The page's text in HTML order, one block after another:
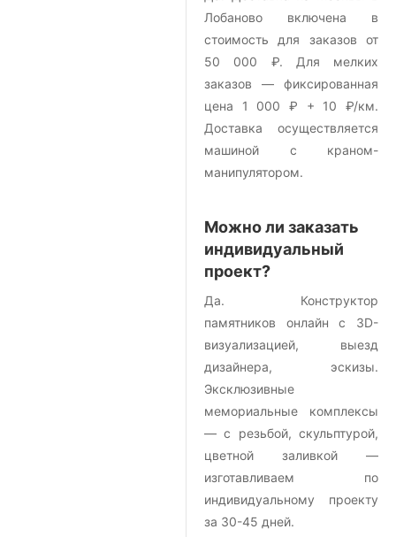
Лобаново включена в
стоимость для заказов от
50 000 ₽. Для мелких
заказов — фиксированная
цена 1 000 ₽ + 10 ₽/км.
Доставка осуществляется
машиной с краном-
манипулятором.
Можно ли заказать
индивидуальный
проект?
Да. Конструктор
памятников онлайн с 3D-
визуализацией, выезд
дизайнера, эскизы.
Эксклюзивные
мемориальные комплексы
— с резьбой, скульптурой,
цветной заливкой —
изготавливаем по
индивидуальному проекту
за 30-45 дней.